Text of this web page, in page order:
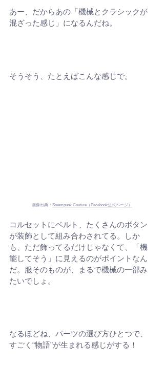
あー、だからあの「機械とクラシックが
混ざった感じ」になるんだね。
そうそう、たとえばこんな感じで。
画像出典： Steampunk Couture（Facebook公式ページ）
コルセットにベルト、たくさんのボタン
が装飾として組み合わされてる。しか
も、ただ飾ってるだけじゃなくて、「機
能してそう」に見えるのがポイントなん
だ。服そのものが、まるで機械の一部み
たいでしょ。
なるほどね、パーツの選び方ひとつで、
すごく“物語”が生まれる感じがする！